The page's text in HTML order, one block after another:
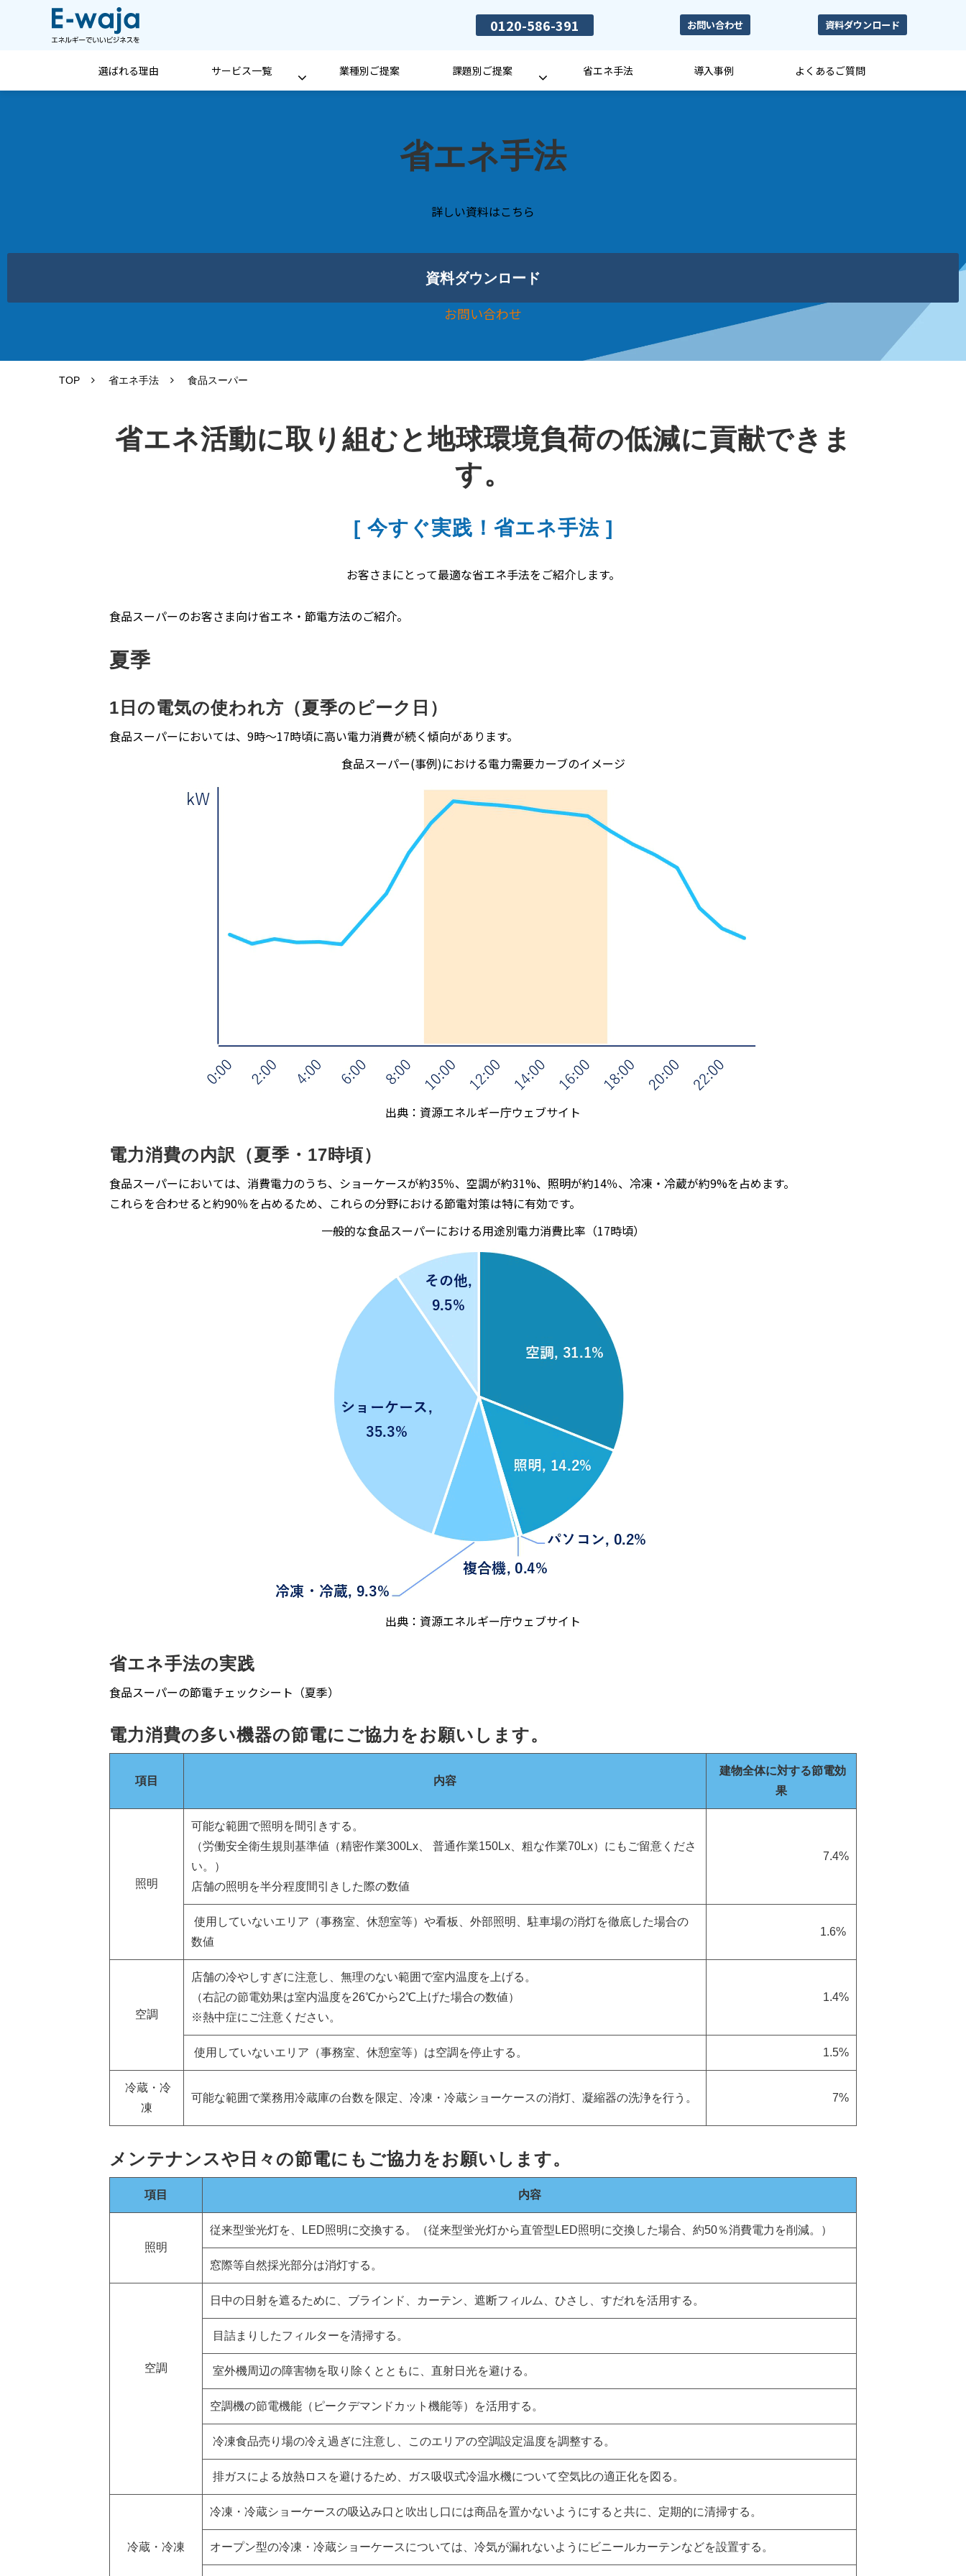
0120-586-391 お問い合わせ 資料ダウンロード
選ばれる理由 サービス一覧 業種別ご提案 課題別ご提案 省エネ手法 導入事例 よくあるご質問
省エネ手法
詳しい資料はこちら
資料ダウンロード
お問い合わせ
TOP 省エネ手法 食品スーパー
省エネ活動に取り組むと地球環境負荷の低減に貢献できま
す。
[ 今すぐ実践！省エネ手法 ]
お客さまにとって最適な省エネ手法をご紹介します。
食品スーパーのお客さま向け省エネ・節電方法のご紹介。
夏季
1日の電気の使われ方（夏季のピーク日）
食品スーパーにおいては、9時〜17時頃に⾼い電⼒消費が続く傾向があります。
食品スーパー(事例)における電力需要カーブのイメージ
出典：資源エネルギー庁ウェブサイト
電力消費の内訳（夏季・17時頃）
食品スーパーにおいては、消費電⼒のうち、ショーケースが約35％、空調が約31%、照明が約14％、冷凍・冷蔵が約9%を占めます。
これらを合わせると約90％を占めるため、これらの分野における節電対策は特に有効です。
一般的な食品スーパーにおける用途別電力消費比率（17時頃）
出典：資源エネルギー庁ウェブサイト
省エネ手法の実践
食品スーパーの節電チェックシート（夏季）
電力消費の多い機器の節電にご協力をお願いします。
項目 内容
建物全体に対する節電効
果
照明
可能な範囲で照明を間引きする。
（労働安全衛生規則基準値（精密作業300Lx、 普通作業150Lx、粗な作業70Lx）にもご留意くださ
い。）
店舗の照明を半分程度間引きした際の数値
7.4%
使用していないエリア（事務室、休憩室等）や看板、外部照明、駐車場の消灯を徹底した場合の
数値
1.6%
空調
店舗の冷やしすぎに注意し、無理のない範囲で室内温度を上げる。
（右記の節電効果は室内温度を26℃から2℃上げた場合の数値）
※熱中症にご注意ください。
1.4%
使用していないエリア（事務室、休憩室等）は空調を停止する。 1.5%
冷蔵・冷
凍
可能な範囲で業務用冷蔵庫の台数を限定、冷凍・冷蔵ショーケースの消灯、凝縮器の洗浄を行う。 7%
メンテナンスや日々の節電にもご協力をお願いします。
項目 内容
照明
従来型蛍光灯を、LED照明に交換する。（従来型蛍光灯から直管型LED照明に交換した場合、約50％消費電力を削減。）
窓際等自然採光部分は消灯する。
空調
日中の日射を遮るために、ブラインド、カーテン、遮断フィルム、ひさし、すだれを活用する。
目詰まりしたフィルターを清掃する。
室外機周辺の障害物を取り除くとともに、直射日光を避ける。
空調機の節電機能（ピークデマンドカット機能等）を活用する。
冷凍食品売り場の冷え過ぎに注意し、このエリアの空調設定温度を調整する。
排ガスによる放熱ロスを避けるため、ガス吸収式冷温水機について空気比の適正化を図る。
冷蔵・冷凍
冷凍・冷蔵ショーケースの吸込み口と吹出し口には商品を置かないようにすると共に、定期的に清掃する。
オープン型の冷凍・冷蔵ショーケースについては、冷気が漏れないようにビニールカーテンなどを設置する。